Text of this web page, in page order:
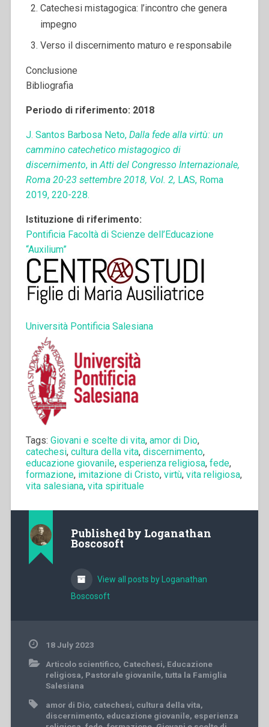
Catechesi mistagogica: l’incontro che genera
impegno
Verso il discernimento maturo e responsabile
Conclusione
Bibliografia
Periodo di riferimento: 2018
J. Santos Barbosa Neto, Dalla fede alla virtù: un
cammino catechetico mistagogico di
discernimento, inAtti del Congresso Internazionale,
Roma 20-23 settembre 2018, Vol. 2, LAS, Roma
2019, 220-228.
Istituzione di riferimento:
Pontificia Facoltà di Scienze dell’Educazione
“Auxilium”
Università Pontificia Salesiana
Tags: Giovani e scelte di vita, amor di Dio,
catechesi, cultura della vita, discernimento,
educazione giovanile, esperienza religiosa, fede,
formazione, imitazione di Cristo, virtù, vita religiosa,
vita salesiana, vita spirituale
Published by Loganathan
Boscosoft
View all posts by Loganathan
Boscosoft
18 July 2023
Articolo scientifico, Catechesi, Educazione
religiosa, Pastorale giovanile, tutta la Famiglia
Salesiana
amor di Dio, catechesi, cultura della vita,
discernimento, educazione giovanile, esperienza